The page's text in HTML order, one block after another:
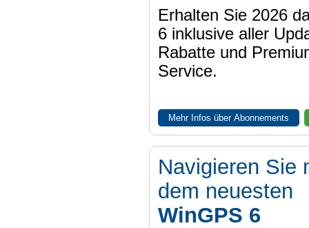
Erhalten Sie 2026
6 inklusive aller
Rabatte und
Service.
Mehr Infos über Abonnements
Navigieren Sie
dem neuesten
WinGPS 6